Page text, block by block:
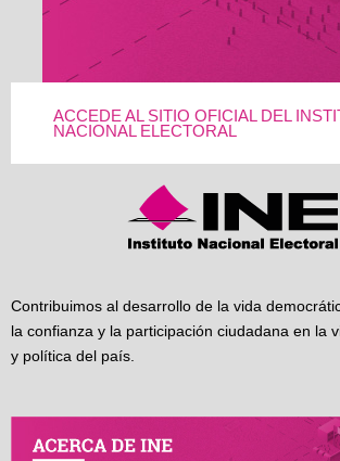
ACCEDE AL SITIO OFICIAL DEL
NACIONAL ELECTORAL
Contribuimos al desarrollo de la vida
la confianza y la participación ciudadana en la
y política del país.